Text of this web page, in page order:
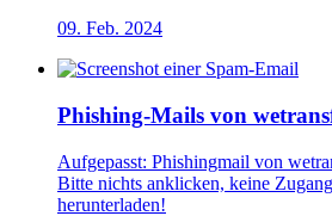
09. Feb. 2024
Phishing-Mails von
Aufgepasst: Phishingmail von
Bitte nichts anklicken, keine
herunterladen!